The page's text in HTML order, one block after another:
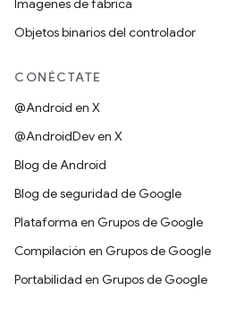
Imágenes de fábrica
Objetos binarios del controlador
CONÉCTATE
@Android en X
@AndroidDev en X
Blog de Android
Blog de seguridad de Google
Plataforma en Grupos de Google
Compilación en Grupos de Google
Portabilidad en Grupos de Google